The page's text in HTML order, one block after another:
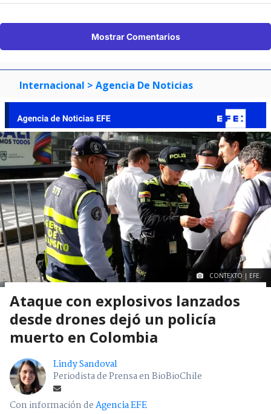
Mostrar Comentarios
Internacional > Agencia De Noticias
CONTEXTO | EFE.
Ataque con explosivos lanzados
desde drones dejó un policía
muerto en Colombia
Lindy Sandoval
Periodista de Prensa en BioBioChile
Con información deAgencia EFE